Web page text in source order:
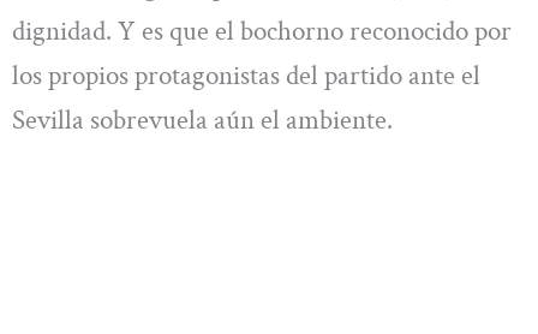
dignidad. Y es que el bochorno reconocido por
los propios protagonistas del partido ante el
Sevilla sobrevuela aún el ambiente.